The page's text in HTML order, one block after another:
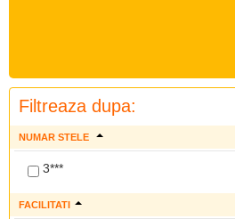
Filtreaza dupa:
NUMAR STELE
3***
FACILITATI